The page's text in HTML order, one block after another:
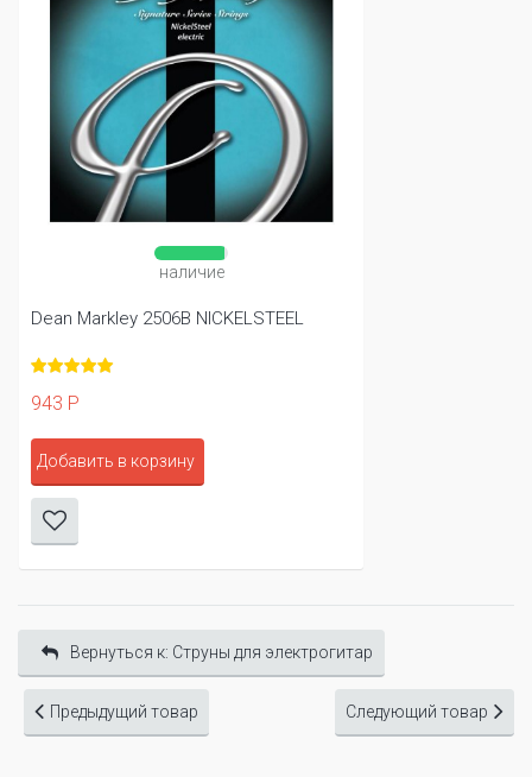
наличие
Dean Markley 2506B NICKELSTEEL
943 Р
Добавить в корзину
Вернуться к: Cтруны для электрогитар
Предыдущий товар Следующий товар